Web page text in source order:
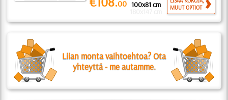
00 100x81 cm
MUUT OPTIOT
Liian monta vaihtoehtoa? Ota
yhteyttä - me autamme.